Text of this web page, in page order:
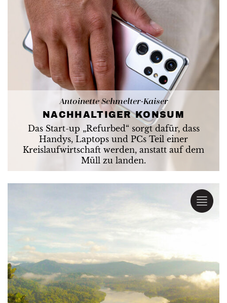
Antoinette Schmelter-Kaiser
NACHHALTIGER KONSUM
Das Start-up „Refurbed“ sorgt dafür, dass
Handys, Laptops und PCs Teil einer
Kreislaufwirtschaft werden, anstatt auf dem
Müll zu landen.